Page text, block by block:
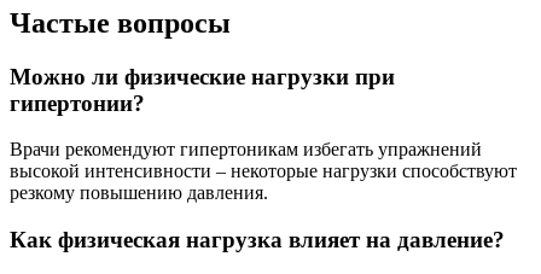
Частые вопросы
Можно ли физические нагрузки при
гипертонии?
Врачи рекомендуют гипертоникам избегать упражнений
высокой интенсивности – некоторые нагрузки способствуют
резкому повышению давления.
Как физическая нагрузка влияет на давление?